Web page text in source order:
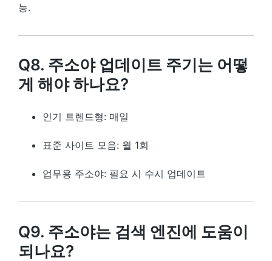
능.
Q8. 주소야 업데이트 주기는 어떻
게 해야 하나요?
인기 트렌드형: 매일
표준 사이트 모음: 월 1회
업무용 주소야: 필요 시 수시 업데이트
Q9. 주소야는 검색 엔진에 도움이
되나요?